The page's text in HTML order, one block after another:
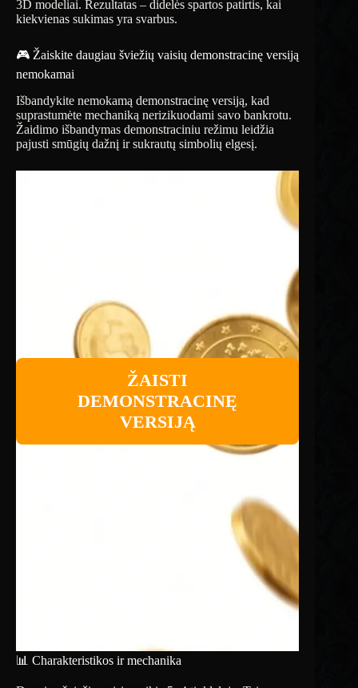
3D modeliai. Rezultatas – didelės spartos patirtis, kai
kiekvienas sukimas yra svarbus.
🎮 Žaiskite daugiau šviežių vaisių demonstracinę versiją
nemokamai
Išbandykite nemokamą demonstracinę versiją, kad
suprastumėte mechaniką nerizikuodami savo bankrotu.
Žaidimo išbandymas demonstraciniu režimu leidžia
pajusti smūgių dažnį ir sukrautų simbolių elgesį.
ŽAISTI
DEMONSTRACINĘ
VERSIJĄ
📊 Charakteristikos ir mechanika